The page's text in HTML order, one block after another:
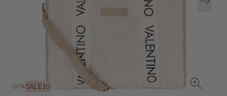
-20%SALE10
media